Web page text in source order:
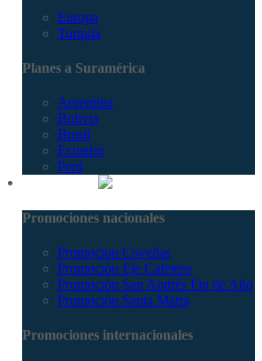
Europa
Turquía
Planes a Suramérica
Argentina
Bolivia
Brasil
Ecuador
Perú
Promociones nacionales
Promocion Coveñas
Promoción Eje Cafetero
Promoción San Andrés Fin de Año
Promoción Santa Marta
Promociones internacionales